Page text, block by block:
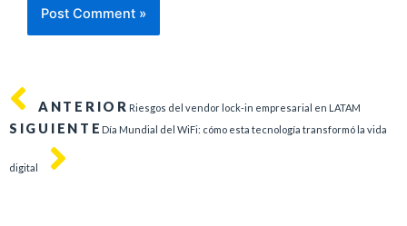
ANTERIOR Riesgos del vendor lock-in empresarial en LATAM
SIGUIENTE Día Mundial del WiFi: cómo esta tecnología transformó la vida
digital